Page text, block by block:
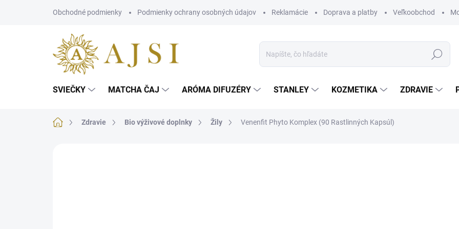
Obchodné podmienky Podmienky ochrany osobných údajov Reklamácie Doprava a platby Veľkoobchod
Hľadať
SVIEČKY MATCHA ČAJ ARÓMA DIFUZÉRY STANLEY KOZMETIKA ZDRAVIE
DomovZdravie Bio výživové doplnky Žily Venenfit Phyto Komplex (90 Rastlinných Kapsúl)